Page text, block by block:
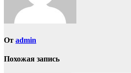
От admin
Похожая запись